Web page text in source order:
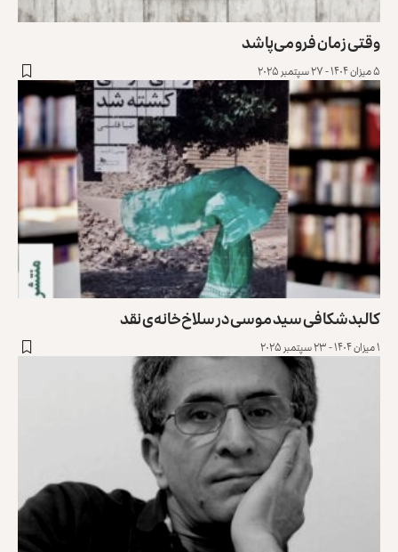
وقتی زمان فرو می‌پاشد
۵ میزان ۱۴۰۴ - ۲۷ سپتمبر ۲۰۲۵
کالبدشکافی سید موسی در سلاخ‌خانه‌ی نقد
۱ میزان ۱۴۰۴ - ۲۳ سپتمبر ۲۰۲۵